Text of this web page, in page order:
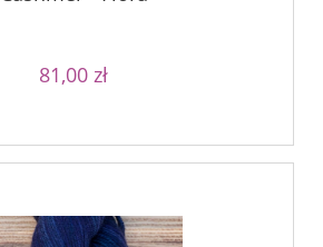
81,00 zł